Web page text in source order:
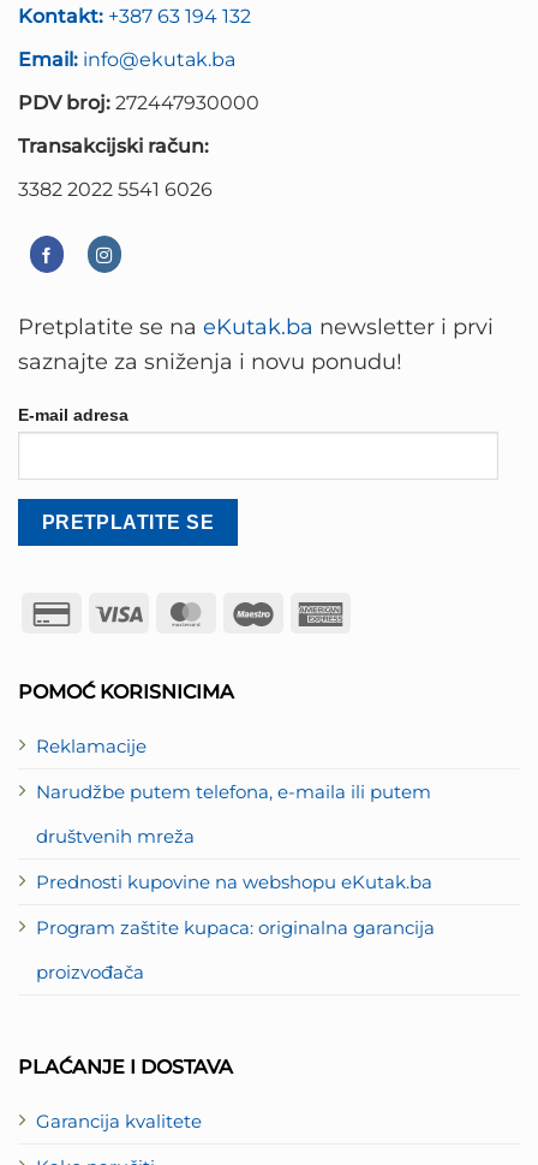
Kontakt: +387 63 194 132
Email: info@ekutak.ba
PDV broj: 272447930000
Transakcijski račun:
3382 2022 5541 6026
POMOĆ KORISNICIMA
Reklamacije
Narudžbe putem telefona, e-maila ili putem
društvenih mreža
Prednosti kupovine na webshopu eKutak.ba
Program zaštite kupaca: originalna garancija
proizvođača
PLAĆANJE I DOSTAVA
Garancija kvalitete
Pretplatite se na eKutak.ba newsletter i prvi
saznajte za sniženja i novu ponudu!
E-mail adresa
Credit
Visa MasterCard
Maestro